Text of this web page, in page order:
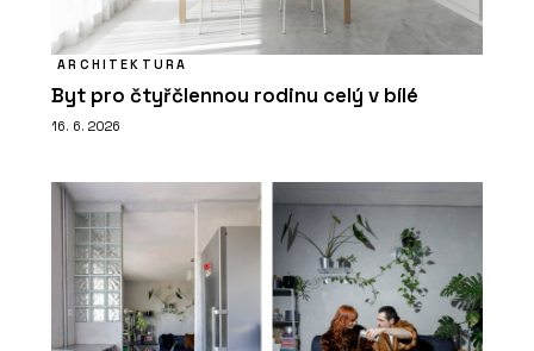
ARCHITEKTURA
Byt pro čtyřčlennou rodinu celý v bílé
16. 6. 2026